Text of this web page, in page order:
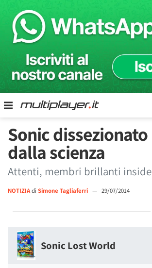
Sonic dissezionato
dalla scienza
Attenti, membri brillanti inside
NOTIZIAdi Simone Tagliaferri — 29/07/2014
Sonic Lost World